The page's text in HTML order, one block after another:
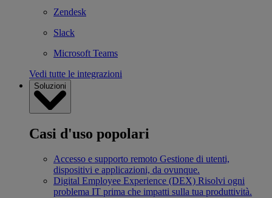
Zendesk
Slack
Microsoft Teams
Vedi tutte le integrazioni
Soluzioni
Casi d'uso popolari
Accesso e supporto remoto Gestione di utenti,
dispositivi e applicazioni, da ovunque.
Digital Employee Experience (DEX) Risolvi ogni
problema IT prima che impatti sulla tua produttività.